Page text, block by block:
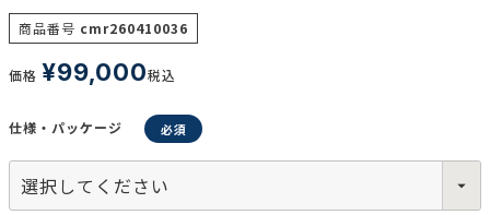
リセット
商品番号 cmr260410036
価格 ¥99,000税込
仕様・パッケージ